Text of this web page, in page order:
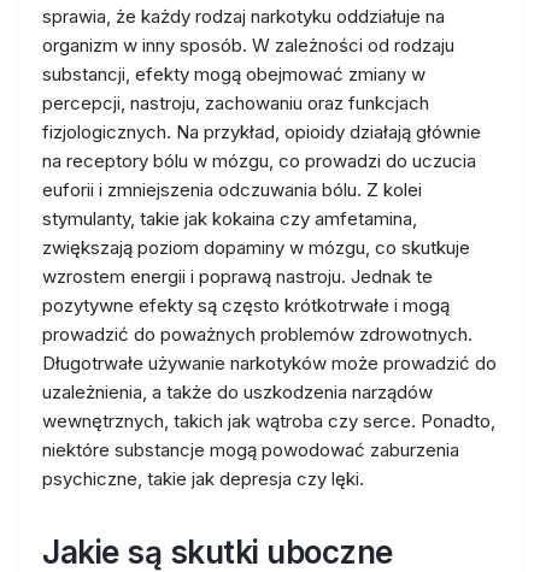
sprawia, że każdy rodzaj narkotyku oddziałuje na
organizm w inny sposób. W zależności od rodzaju
substancji, efekty mogą obejmować zmiany w
percepcji, nastroju, zachowaniu oraz funkcjach
fizjologicznych. Na przykład, opioidy działają głównie
na receptory bólu w mózgu, co prowadzi do uczucia
euforii i zmniejszenia odczuwania bólu. Z kolei
stymulanty, takie jak kokaina czy amfetamina,
zwiększają poziom dopaminy w mózgu, co skutkuje
wzrostem energii i poprawą nastroju. Jednak te
pozytywne efekty są często krótkotrwałe i mogą
prowadzić do poważnych problemów zdrowotnych.
Długotrwałe używanie narkotyków może prowadzić do
uzależnienia, a także do uszkodzenia narządów
wewnętrznych, takich jak wątroba czy serce. Ponadto,
niektóre substancje mogą powodować zaburzenia
psychiczne, takie jak depresja czy lęki.
Jakie są skutki uboczne